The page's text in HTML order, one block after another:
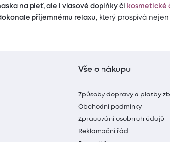
na pleť, ale i vlasové doplňky či kosmetické
příjemnému relaxu, který prospívá
Vše o nákupu
Způsoby dopravy a platby
Obchodní podmínky
Zpracování osobních údajů
Reklamační řád